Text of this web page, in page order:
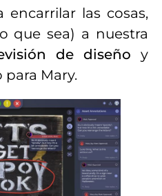
encarrilar las cosas,
que sea) a nuestra
de diseño y
Mary.